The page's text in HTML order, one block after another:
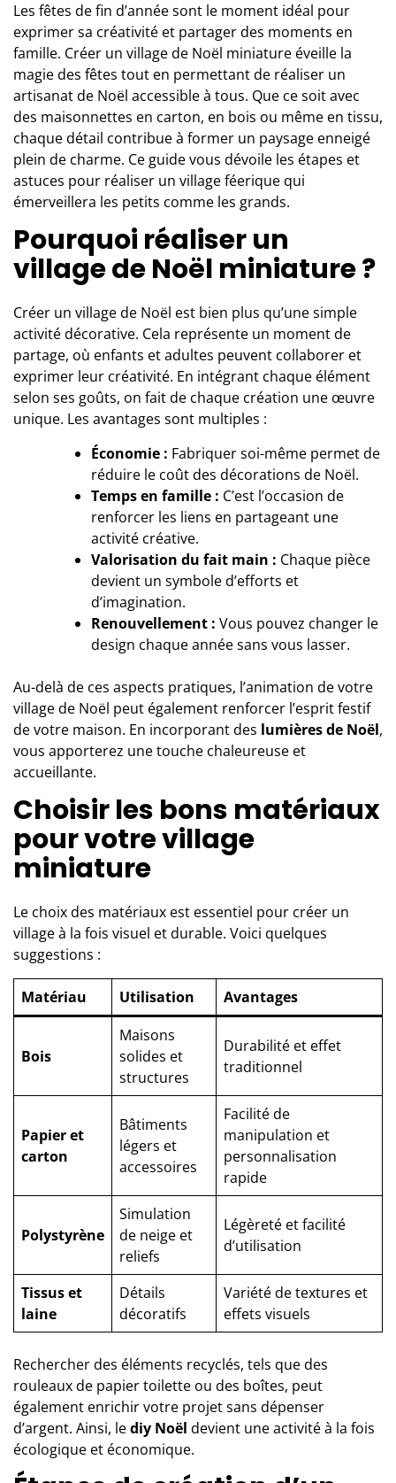
Les fêtes de fin d’année sont le moment idéal pour
exprimer sa créativité et partager des moments en
famille. Créer un village de Noël miniature éveille la
magie des fêtes tout en permettant de réaliser un
artisanat de Noël accessible à tous. Que ce soit avec
des maisonnettes en carton, en bois ou même en tissu,
chaque détail contribue à former un paysage enneigé
plein de charme. Ce guide vous dévoile les étapes et
astuces pour réaliser un village féerique qui
émerveillera les petits comme les grands.
Pourquoi réaliser un
village de Noël miniature ?
Créer un village de Noël est bien plus qu’une simple
activité décorative. Cela représente un moment de
partage, où enfants et adultes peuvent collaborer et
exprimer leur créativité. En intégrant chaque élément
selon ses goûts, on fait de chaque création une œuvre
unique. Les avantages sont multiples :
Économie : Fabriquer soi-même permet de
réduire le coût des décorations de Noël.
Temps en famille : C’est l’occasion de
renforcer les liens en partageant une
activité créative.
Valorisation du fait main : Chaque pièce
devient un symbole d’efforts et
d’imagination.
Renouvellement : Vous pouvez changer le
design chaque année sans vous lasser.
Au-delà de ces aspects pratiques, l’animation de votre
village de Noël peut également renforcer l’esprit festif
de votre maison. En incorporant des lumières de Noël,
vous apporterez une touche chaleureuse et
accueillante.
Choisir les bons matériaux
pour votre village
miniature
Le choix des matériaux est essentiel pour créer un
village à la fois visuel et durable. Voici quelques
suggestions :
Matériau Utilisation Avantages
Bois
Maisons
solides et
structures
Durabilité et effet
traditionnel
Papier et
carton
Bâtiments
légers et
accessoires
Facilité de
manipulation et
personnalisation
rapide
Polystyrène
Simulation
de neige et
reliefs
Légèreté et facilité
d’utilisation
Tissus et
laine
Détails
décoratifs
Variété de textures et
effets visuels
Rechercher des éléments recyclés, tels que des
rouleaux de papier toilette ou des boîtes, peut
également enrichir votre projet sans dépenser
d’argent. Ainsi, lediy Noël devient une activité à la fois
écologique et économique.